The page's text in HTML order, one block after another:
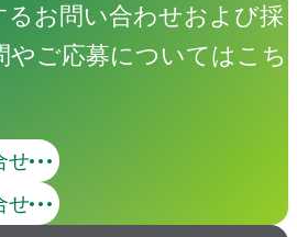
るお問い合わせおよび採
やご応募についてはこち
せ
せ